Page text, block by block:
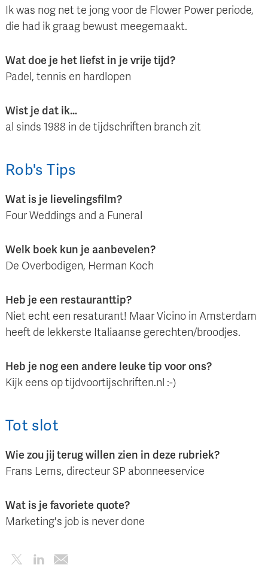
Ik was nog net te jong voor de Flower Power periode,
die had ik graag bewust meegemaakt.
Wat doe je het liefst in je vrije tijd?
Padel, tennis en hardlopen
Wist je dat ik…
al sinds 1988 in de tijdschriften branch zit
Rob'sTips
Wat is je lievelingsfilm?
Four Weddings and a Funeral
Welk boek kun je aanbevelen?
De Overbodigen, Herman Koch
Heb je een restauranttip?
Niet echt een resaturant! Maar Vicino in Amsterdam
heeft de lekkerste Italiaanse gerechten/broodjes.
Heb je nog een andere leuke tip voor ons?
Kijk eens op tijdvoortijschriften.nl :-)
Tot slot
Wie zou jij terug willen zien in deze rubriek?
Frans Lems, directeur SP abonneeservice
Wat is je favoriete quote?
Marketing's job is never done